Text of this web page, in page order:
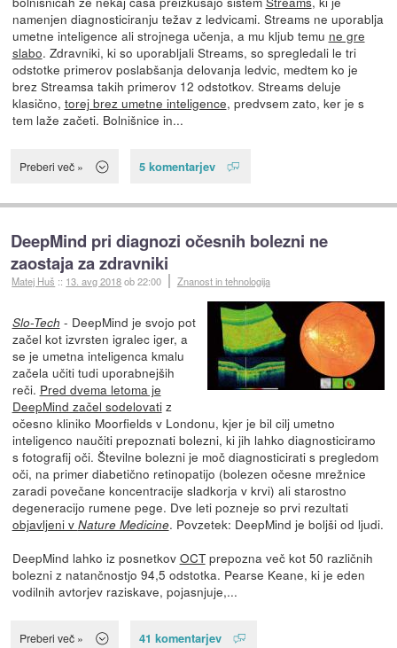
namenjen diagnosticiranju težav z ledvicami. Streams ne uporablja
umetne inteligence ali strojnega učenja, a mu kljub temu ne gre
slabo. Zdravniki, ki so uporabljali Streams, so spregledali le tri
odstotke primerov poslabšanja delovanja ledvic, medtem ko je
brez Streamsa takih primerov 12 odstotkov. Streams deluje
klasično, torej brez umetne inteligence, predvsem zato, ker je s
tem laže začeti. Bolnišnice in...
Preberi več » 5 komentarjev
DeepMind pri diagnozi očesnih bolezni ne
zaostaja za zdravniki
Matej Huš :: 13. avg 2018ob 22:00 Znanost in tehnologija
Slo-Tech - DeepMind je svojo pot
začel kot izvrsten igralec iger, a
se je umetna inteligenca kmalu
začela učiti tudi uporabnejših
reči. Pred dvema letoma je
DeepMind začel sodelovatiz
očesno kliniko Moorfields v Londonu, kjer je bil cilj umetno
inteligenco naučiti prepoznati bolezni, ki jih lahko diagnosticiramo
s fotografij oči. Številne bolezni je moč diagnosticirati s pregledom
oči, na primer diabetično retinopatijo (bolezen očesne mrežnice
zaradi povečane koncentracije sladkorja v krvi) ali starostno
degeneracijo rumene pege. Dve leti pozneje so prvi rezultati
objavljeni v Nature Medicine. Povzetek: DeepMind je boljši od ljudi.
DeepMind lahko iz posnetkov OCTprepozna več kot 50 različnih
bolezni z natančnostjo 94,5 odstotka. Pearse Keane, ki je eden
vodilnih avtorjev raziskave, pojasnjuje,...
Preberi več » 41 komentarjev